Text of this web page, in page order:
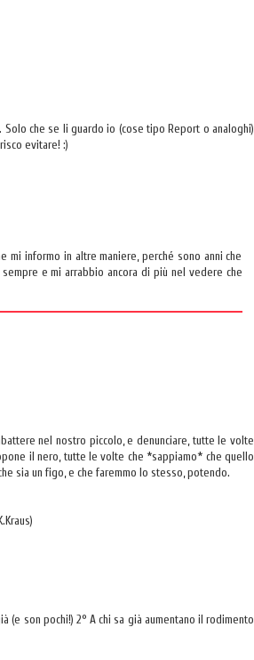
che se li guardo io (cose tipo Report o analoghi)
evitare! :)
mi informo in altre maniere, perché sono anni che
e mi arrabbio ancora di più nel vedere che
nel nostro piccolo, e denunciare, tutte le volte
il nero, tutte le volte che *sappiamo* che quello
sia un figo, e che faremmo lo stesso, potendo.
(e son pochi!) 2° A chi sa già aumentano il rodimento